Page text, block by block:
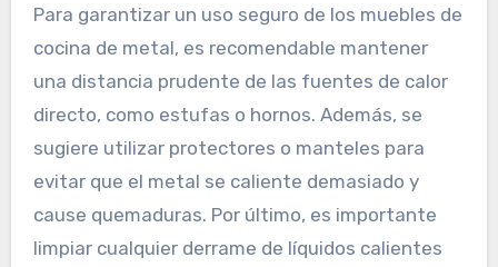
Para garantizar un uso seguro de los muebles de
cocina de metal, es recomendable mantener
una distancia prudente de las fuentes de calor
directo, como estufas o hornos. Además, se
sugiere utilizar protectores o manteles para
evitar que el metal se caliente demasiado y
cause quemaduras. Por último, es importante
limpiar cualquier derrame de líquidos calientes